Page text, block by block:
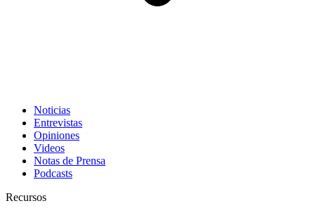
Noticias
Entrevistas
Opiniones
Videos
Notas de Prensa
Podcasts
Recursos